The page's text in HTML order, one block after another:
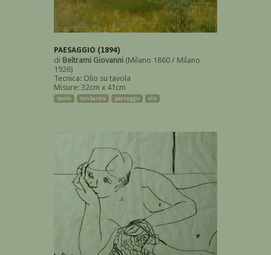
PAESAGGIO (1894)
di Beltrami Giovanni (Milano 1860 / Milano
1926)
Tecnica: Olio su tavola
Misure: 32cm x 41cm
tavola lombardia paesaggio olio